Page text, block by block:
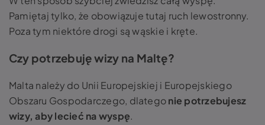
Pamiętaj tylko, że obowiązuje tutaj ruch lewostronny.
Poza tym niektóre drogi są wąskie i kręte.
Czy potrzebuję wizy na Maltę?
Malta należy do Unii Europejskiej i Europejskiego
Obszaru Gospodarczego, dlategonie potrzebujesz
wizy, aby lecieć na wyspę.